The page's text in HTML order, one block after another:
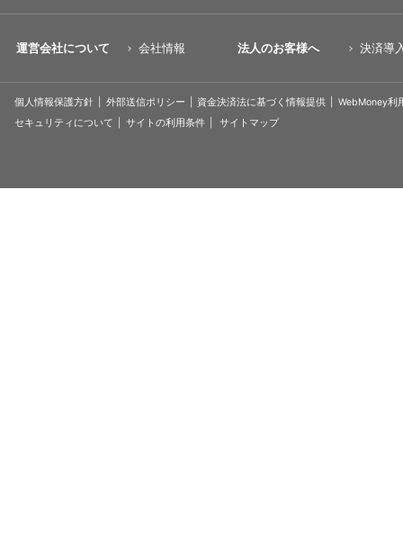
運営会社について 会社情報 法人のお客様へ 決済導
個人情報保護方針 外部送信ポリシー 資金決済法に基づく情報提供
WebMoney利
セキュリティについて
サイトの利用条件 サイトマップ